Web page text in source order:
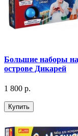
Большие наборы
острове Дикарей
1 800 р.
Купить